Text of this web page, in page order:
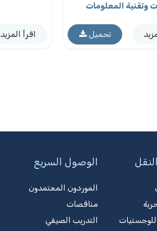
وتقنية المعلومات
تحميل اقرأ المزيد
الوصول السريع
الموردون المعتمدون
مناقصات
التدريب الصيفي